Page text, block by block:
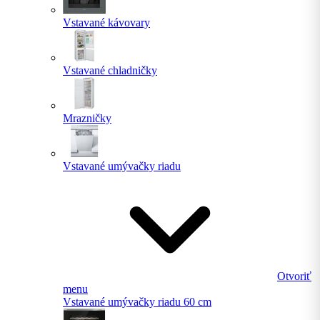
Vstavané kávovary
Vstavané chladničky
Mrazničky
Vstavané umývačky riadu
Otvoriť
menu
Vstavané umývačky riadu 60 cm